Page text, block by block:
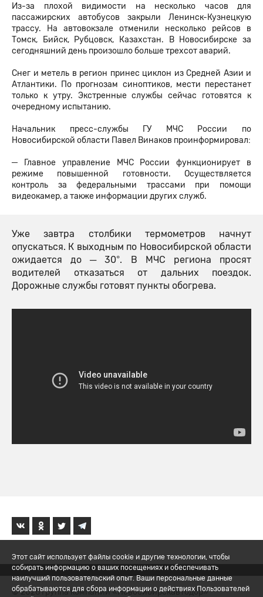
Из-за плохой видимости на несколько часов для
пассажирских автобусов закрыли Ленинск-Кузнецкую
трассу. На автовокзале отменили несколько рейсов в
Томск, Бийск, Рубцовск, Казахстан. В Новосибирске за
сегодняшний день произошло больше трехсот аварий.
Снег и метель в регион принес циклон из Средней Азии и
Атлантики. По прогнозам синоптиков, мести перестанет
только к утру. Экстренные службы сейчас готовятся к
очередному испытанию.
Начальник пресс-службы ГУ МЧС России по
Новосибирской области Павел Винаков проинформировал:
─ Главное управление МЧС России функционирует в
режиме повышенной готовности. Осуществляется
контроль за федеральными трассами при помощи
видеокамер, а также информации других служб.
Уже завтра столбики термометров начнут
опускаться. К выходным по Новосибирской области
ожидается до ─ 30°. В МЧС региона просят
водителей отказаться от дальних поездок.
Дорожные службы готовят пункты обогрева.
© 2026 Группа компаний «Новосибирскавтодор»
Этот сайт использует файлы cookie и другие технологии, чтобы
собирать информацию о ваших посещениях и обеспечивать
наилучший пользовательский опыт. Ваши персональные данные
обрабатываются для сбора информации о действиях Пользователей